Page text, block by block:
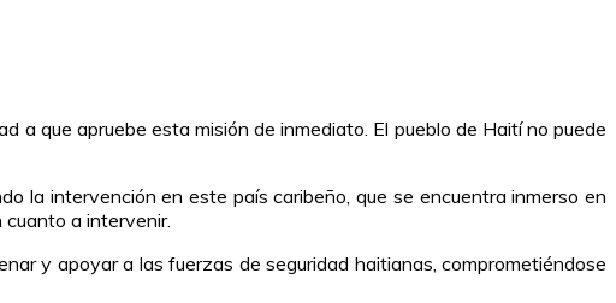
a que apruebe esta misión de inmediato. El pueblo de Haití no puede
la intervención en este país caribeño, que se encuentra inmerso en
a intervenir.
y apoyar a las fuerzas de seguridad haitianas, comprometiéndose